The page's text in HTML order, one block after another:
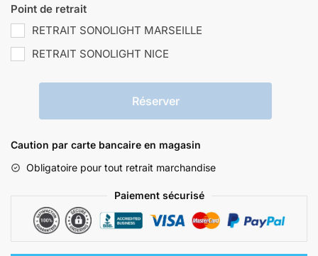
Point de retrait
RETRAIT SONOLIGHT MARSEILLE
RETRAIT SONOLIGHT NICE
Réserver
Caution par carte bancaire en magasin
Obligatoire pour tout retrait marchandise
Paiement sécurisé